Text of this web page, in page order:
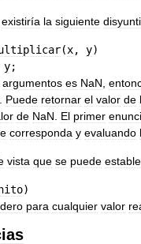
existiría la siguiente
(x, y
y
argumentos es NaN
Puede retornar el valor de
de NaN El primer
corresponda y evaluando
vista que se puede
para cualquier valor